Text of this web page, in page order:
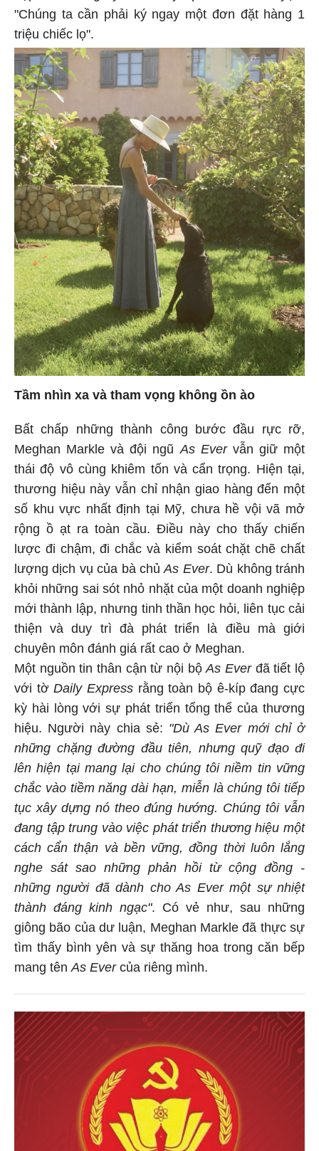
"Chúng ta cần phải ký ngay một đơn đặt hàng 1
triệu chiếc lọ".
Tầm nhìn xa và tham vọng không ồn ào
Bất chấp những thành công bước đầu rực rỡ,
Meghan Markle và đội ngũ As Evervẫn giữ một
thái độ vô cùng khiêm tốn và cẩn trọng. Hiện tại,
thương hiệu này vẫn chỉ nhận giao hàng đến một
số khu vực nhất định tại Mỹ, chưa hề vội vã mở
rộng ồ ạt ra toàn cầu. Điều này cho thấy chiến
lược đi chậm, đi chắc và kiểm soát chặt chẽ chất
lượng dịch vụ của bà chủ As Ever. Dù không tránh
khỏi những sai sót nhỏ nhặt của một doanh nghiệp
mới thành lập, nhưng tinh thần học hỏi, liên tục cải
thiện và duy trì đà phát triển là điều mà giới
chuyên môn đánh giá rất cao ở Meghan.
Một nguồn tin thân cận từ nội bộ As Everđã tiết lộ
với tờ Daily Express rằng toàn bộ ê-kíp đang cực
kỳ hài lòng với sự phát triển tổng thể của thương
hiệu. Người này chia sẻ: "Dù As Ever mới chỉ ở
những chặng đường đầu tiên, nhưng quỹ đạo đi
lên hiện tại mang lại cho chúng tôi niềm tin vững
chắc vào tiềm năng dài hạn, miễn là chúng tôi tiếp
tục xây dựng nó theo đúng hướng. Chúng tôi vẫn
đang tập trung vào việc phát triển thương hiệu một
cách cẩn thận và bền vững, đồng thời luôn lắng
nghe sát sao những phản hồi từ cộng đồng -
những người đã dành cho As Evermột sự nhiệt
thành đáng kinh ngạc". Có vẻ như, sau những
giông bão của dư luận, Meghan Markle đã thực sự
tìm thấy bình yên và sự thăng hoa trong căn bếp
mang tên As Evercủa riêng mình.